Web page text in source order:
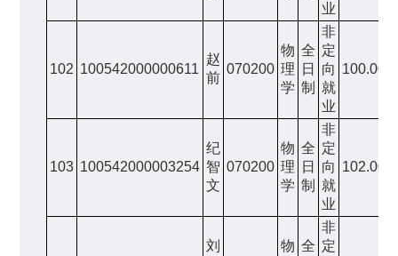
业
102 100542000000611
赵
前
070200
物
理
学
全
日
制
非
定
向
就
业
100.00
103 100542000003254
纪
智
文
070200
物
理
学
全
日
制
非
定
向
就
业
102.00
刘
物 全
非
定